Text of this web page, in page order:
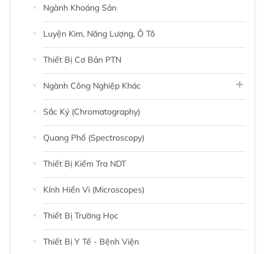
Ngành Khoáng Sản
Luyện Kim, Năng Lượng, Ô Tô
Thiết Bị Cơ Bản PTN
Ngành Công Nghiệp Khác
Sắc Ký (chromatography)
Quang Phổ (Spectroscopy)
Thiết Bị Kiểm Tra NDT
Kính Hiển Vi (Microscopes)
Thiết Bị Trường Học
Thiết Bị Y Tế - Bệnh Viện